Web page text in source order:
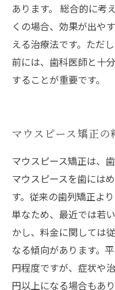
あります。 総合的に考
くの場合、効果が出や
える治療法です。ただ
前には、歯科医師と十
することが重要です。
マウスピース矯正の
マウスピース矯正は、
マウスピースを歯には
す。従来の歯列矯正よ
単なため、最近では若
かし、料金に関しては
なる傾向があります。
円程度ですが、症状や
円以上になる場合もあ